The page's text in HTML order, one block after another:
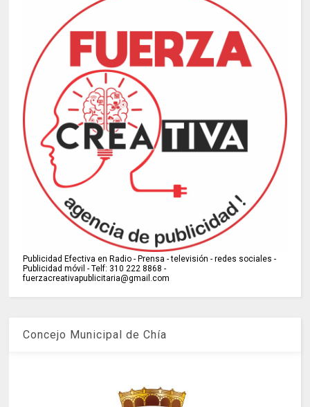
Publicidad Efectiva en Radio - Prensa - televisión - redes sociales -
Publicidad móvil - Telf: 310 222 8868 -
fuerzacreativapublicitaria@gmail.com
Concejo Municipal de Chía